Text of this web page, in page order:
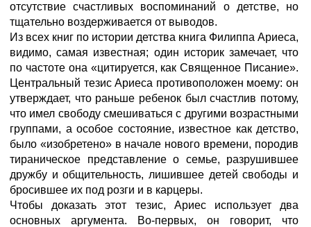
отсутствие счастливых воспоминаний о детстве, но
тщательно воздерживается от выводов.
Из всех книг по истории детства книга Филиппа Ариеса,
видимо, самая известная; один историк замечает, что
по частоте она «цитируется, как Священное Писание».
Центральный тезис Ариеса противоположен моему: он
утверждает, что раньше ребенок был счастлив потому,
что имел свободу смешиваться с другими возрастными
группами, а особое состояние, известное как детство,
было «изобретено» в начале нового времени, породив
тираническое представление о семье, разрушившее
дружбу и общительность, лишившее детей свободы и
бросившее их под розги и в карцеры.
Чтобы доказать этот тезис, Ариес использует два
основных аргумента. Во-первых, он говорит, что